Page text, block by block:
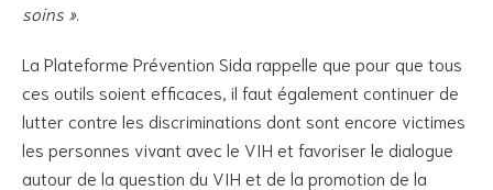
soins ».
La Plateforme Prévention Sida rappelle que pour que tous
ces outils soient efficaces, il faut également continuer de
lutter contre les discriminations dont sont encore victimes
les personnes vivant avec le VIH et favoriser le dialogue
autour de la question du VIH et de la promotion de la